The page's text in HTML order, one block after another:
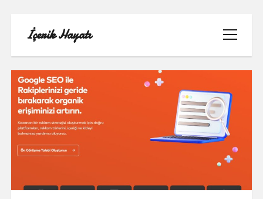
İçerik Hayatı
menüyü
aç
FACEBOOK SAYFA NASIL KURULUR
IGTV IZLENME GÖNDERME HILESI
LISTE